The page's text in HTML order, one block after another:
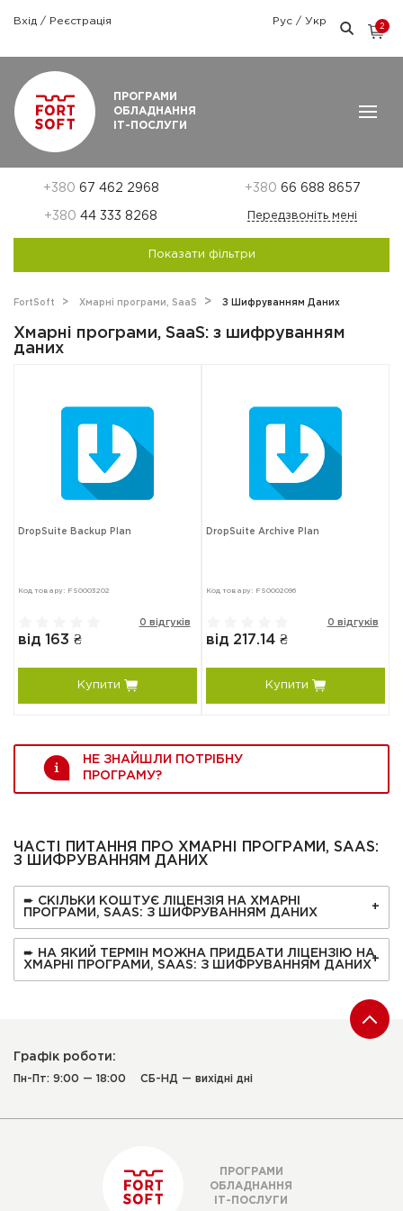
Вхід / Реєстрація Рус / Укр
2
ПРОГРАМИ
ОБЛАДНАННЯ
ІТ-ПОСЛУГИ
+380 67 462 2968 +380 66 688 8657
+380 44 333 8268 Передзвоніть мені
Показати фільтри
FortSoft Хмарні програми, SaaS З Шифруванням Даних
Хмарні програми, SaaS: з шифруванням
даних
DropSuite Backup Plan
Код товару: FS0003202
0 відгуків
від 163 ₴
Купити
DropSuite Archive Plan
Код товару: FS0002096
0 відгуків
від 217.14 ₴
Купити
НЕ ЗНАЙШЛИ ПОТРІБНУ
ПРОГРАМУ?
ЧАСТІ ПИТАННЯ ПРО ХМАРНІ ПРОГРАМИ, SAAS:
З ШИФРУВАННЯМ ДАНИХ
➨ СКІЛЬКИ КОШТУЄ ЛІЦЕНЗІЯ НА ХМАРНІ
ПРОГРАМИ, SAAS: З ШИФРУВАННЯМ ДАНИХ
➨ НА ЯКИЙ ТЕРМІН МОЖНА ПРИДБАТИ ЛІЦЕНЗІЮ НА
ХМАРНІ ПРОГРАМИ, SAAS: З ШИФРУВАННЯМ ДАНИХ
Графік роботи:
Пн-Пт: 9:00 — 18:00 СБ-НД — вихідні дні
ПРОГРАМИ
ОБЛАДНАННЯ
ІТ-ПОСЛУГИ